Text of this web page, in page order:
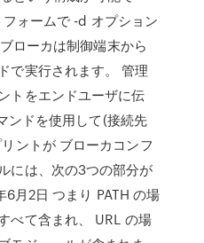
ォームで -d オプション
ローカは制御端末から
で実行されます。 管理
トをエンドユーザに伝
ンドを使用して(接続先
ントが ブローカコンフ
には、次の3つの部分が
月2日 つまり PATH の場
べて含まれ、 URL の場